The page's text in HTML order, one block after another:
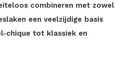
combineren met zowel
een veelzijdige basis
chique tot klassiek en